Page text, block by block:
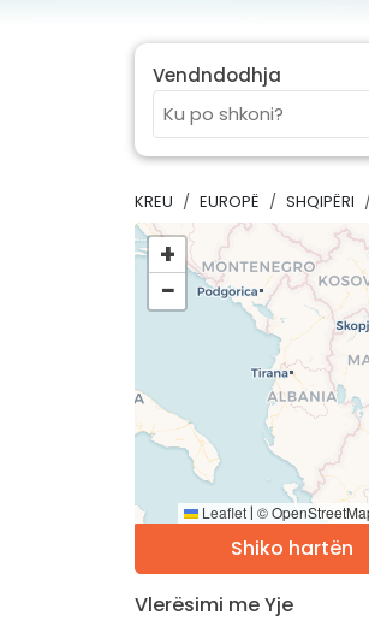
Vendndodhja
KREU EUROPË SHQIPËRI
+
−
Leaflet | ©
Shiko hartën
Vlerësimi me Yje